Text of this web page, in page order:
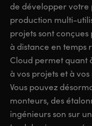
de développer votre
production multi-
projets sont
à distance en temps
Cloud permet quant
à vos projets et à
Vous pouvez
monteurs, des
ingénieurs son sur